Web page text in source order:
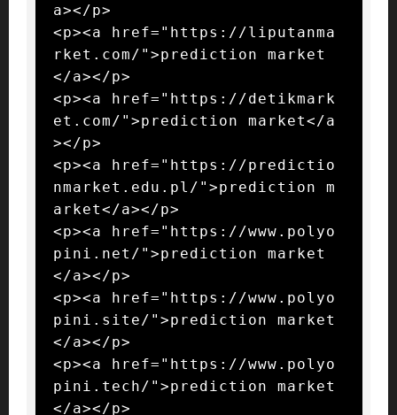
a></p>
<p><a href="https://liputanma
rket.com/">prediction market
</a></p>
<p><a href="https://detikmark
et.com/">prediction market</a
></p>
<p><a href="https://predictio
nmarket.edu.pl/">prediction m
arket</a></p>
<p><a href="https://www.polyo
pini.net/">prediction market
</a></p>
<p><a href="https://www.polyo
pini.site/">prediction market
</a></p>
<p><a href="https://www.polyo
pini.tech/">prediction market
</a></p>